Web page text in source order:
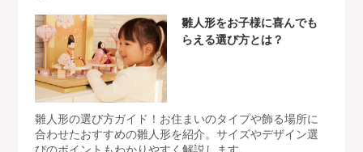
雛人形をお子様に喜んでも
らえる選び方とは？
雛人形の選び方ガイド！お住まいのタイプや飾る場所に
合わせたおすすめの雛人形を紹介。サイズやデザイン選